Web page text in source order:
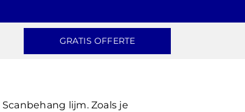
GRATIS OFFERTE
lijm. Zoals je